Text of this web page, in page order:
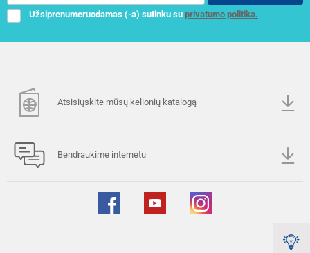
Užsiprenumeruodamas (-a) sutinku su privatumo politika.
Atsisiųskite mūsų kelionių katalogą
Bendraukime internetu